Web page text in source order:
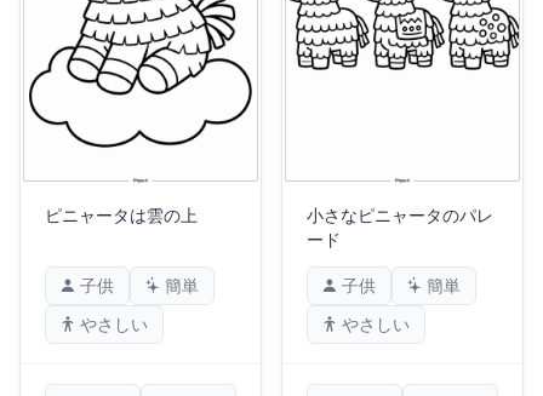
ピニャータは雲の上
子供
簡単
やさしい
小さなピニャータのパレ
ード
子供
簡単
やさしい